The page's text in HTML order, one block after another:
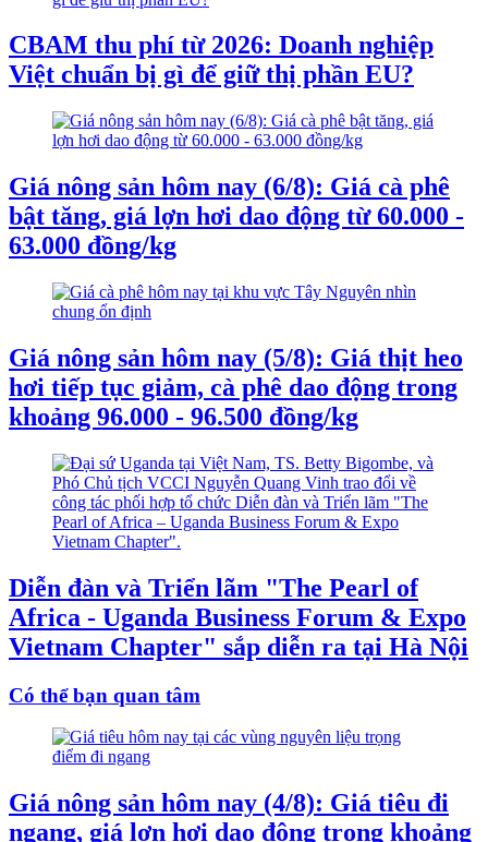
CBAM thu phí từ 2026: Doanh nghiệp
Việt chuẩn bị gì để giữ thị phần EU?
Giá nông sản hôm nay (6/8): Giá cà phê
bật tăng, giá lợn hơi dao động từ 60.000 -
63.000 đồng/kg
Giá nông sản hôm nay (5/8): Giá thịt heo
hơi tiếp tục giảm, cà phê dao động trong
khoảng 96.000 - 96.500 đồng/kg
Diễn đàn và Triển lãm "The Pearl of
Africa - Uganda Business Forum & Expo
Vietnam Chapter" sắp diễn ra tại Hà Nội
Có thể bạn quan tâm
Giá nông sản hôm nay (4/8): Giá tiêu đi
ngang, giá lợn hơi dao động trong khoảng